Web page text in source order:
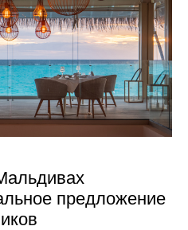
предложение